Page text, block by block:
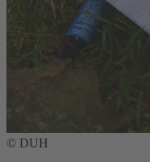
© DUH